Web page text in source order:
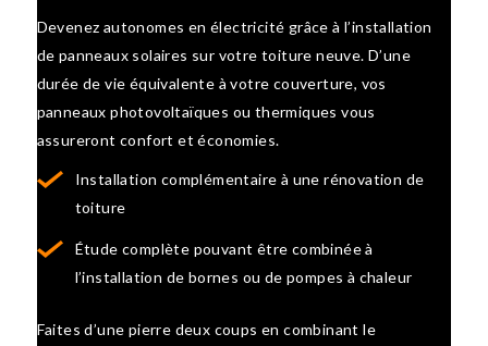
Devenez autonomes en électricité grâce à l’installation
de panneaux solaires sur votre toiture neuve. D’une
durée de vie équivalente à votre couverture, vos
panneaux photovoltaïques ou thermiques vous
assureront confort et économies.
Installation complémentaire à une rénovation de
toiture
Étude complète pouvant être combinée à
l’installation de bornes ou de pompes à chaleur
Faites d’une pierre deux coups en combinant le